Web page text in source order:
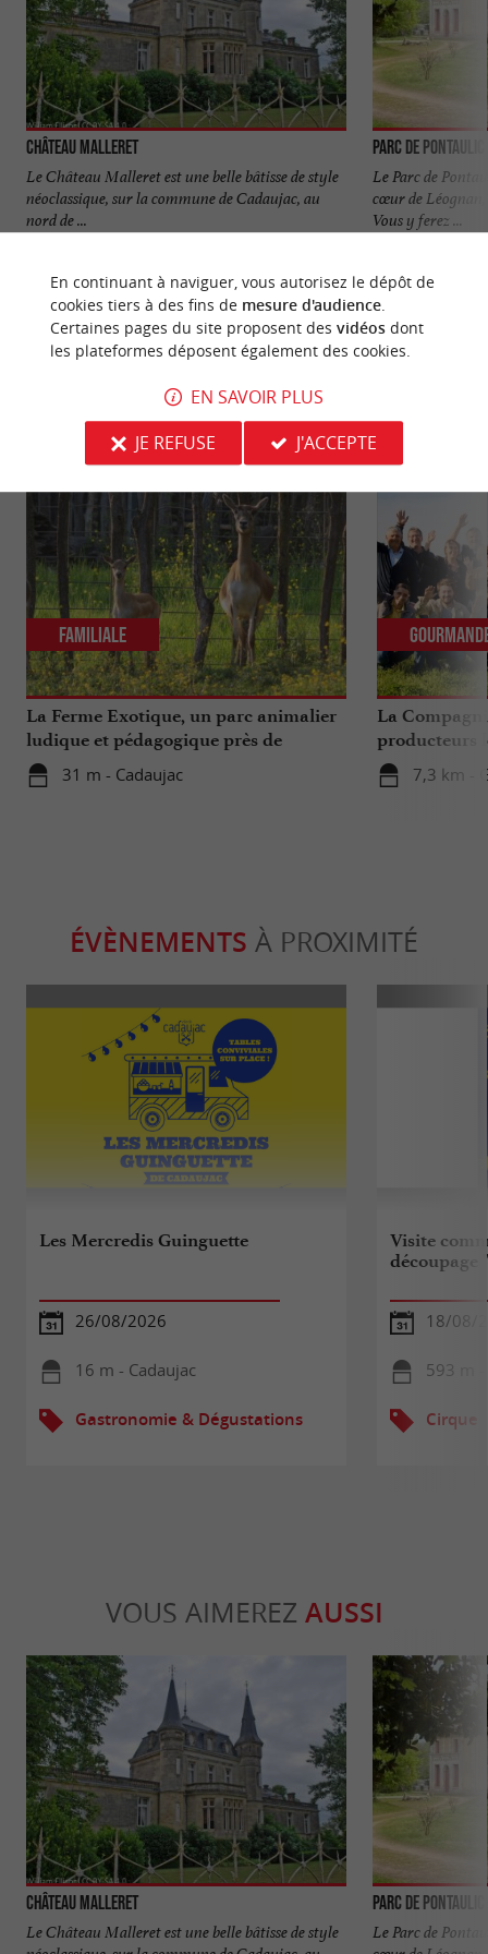
Château Malleret
Le Château Malleret est une belle bâtisse de style
néoclassique, sur la commune de Cadaujac, au
nord de ...
Parc de Pontaulic
Le Parc de
cœur de Léognan,
Vous y ferez ...
NOUS AVONS TESTÉPOUR VOUS
La Ferme Exotique, un parc animalier
ludique et pédagogique près de
Bordeaux
31 m - Cadaujac
Familiale
La
producteurs
...
7,3 km -
ÉVÈNEMENTS À PROXIMITÉ
Les Mercredis Guinguette
26/08/2026
16 m - Cadaujac
Gastronomie & Dégustations
Visite
découpage
18/08/
593 m -
Cirque
VOUS AIMEREZ AUSSI
Château Malleret
Le Château Malleret est une belle bâtisse de style
Parc de Pontaulic
Le Parc de
En continuant à naviguer, vous autorisez le dépôt de
cookies tiers à des fins de mesure d'audience.
Certaines pages du site proposent des vidéosdont
les plateformes déposent également des cookies.
EN SAVOIR PLUS
JE REFUSE
J'ACCEPTE